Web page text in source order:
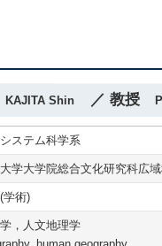
KAJITA Shin ／ 教授
ステム科学系
学大学院総合文化研究科広
学術)
，人文地理学